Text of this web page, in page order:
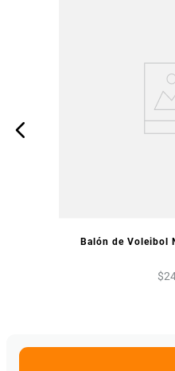
VISTA
Balón de Voleibol
$